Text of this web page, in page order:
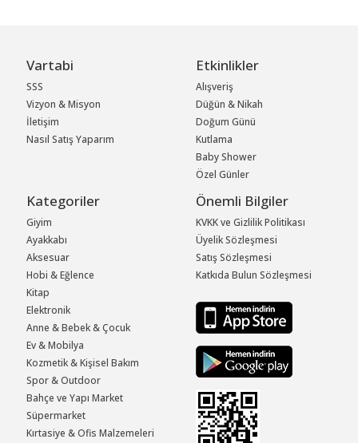
Vartabi
SSS
Vizyon & Misyon
İletişim
Nasıl Satış Yaparım
Etkinlikler
Alışveriş
Düğün & Nikah
Doğum Günü
Kutlama
Baby Shower
Özel Günler
Kategoriler
Giyim
Ayakkabı
Aksesuar
Hobi & Eğlence
Kitap
Elektronik
Anne & Bebek & Çocuk
Ev & Mobilya
Kozmetik & Kişisel Bakım
Spor & Outdoor
Bahçe ve Yapı Market
Süpermarket
Kırtasiye & Ofis Malzemeleri
Önemli Bilgiler
KVKK ve Gizlilik Politikası
Üyelik Sözleşmesi
Satış Sözleşmesi
Katkıda Bulun Sözleşmesi